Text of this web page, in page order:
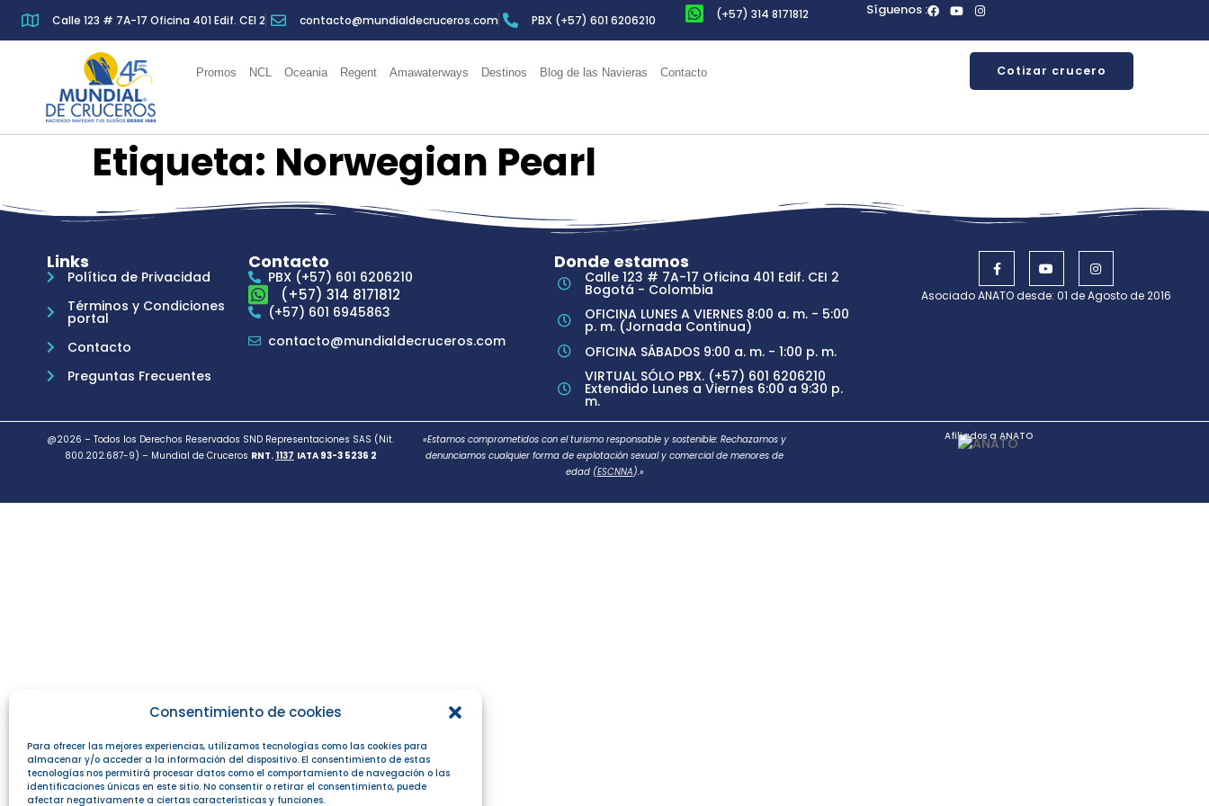
Consentimiento de cookies
Para ofrecer las mejores experiencias, utilizamos tecnologías como las cookies para
almacenar y/o acceder a la información del dispositivo. El consentimiento de estas
tecnologías nos permitirá procesar datos como el comportamiento de navegación o las
identificaciones únicas en este sitio. No consentir o retirar el consentimiento, puede
afectar negativamente a ciertas características y funciones.
Calle 123 # 7A-17 Oficina 401 Edif. CEI 2 contacto@mundialdecruceros.com PBX (+57) 601 6206210 (+57) 314 8171812 Síguenos :
Promos NCL Oceania Regent Amawaterways Destinos Blog de las Navieras Contacto Cotizar crucero
Etiqueta: Norwegian Pearl
Links
Política de Privacidad
Términos y Condiciones
portal
Contacto
Preguntas Frecuentes
Contacto
PBX (+57) 601 6206210
(+57) 314 8171812
(+57) 601 6945863
contacto@mundialdecruceros.com
Donde estamos
Calle 123 # 7A-17 Oficina 401 Edif. CEI 2
Bogotá - Colombia
OFICINA LUNES A VIERNES 8:00 a. m. - 5:00
p. m. (Jornada Continua)
OFICINA SÁBADOS 9:00 a. m. - 1:00 p. m.
VIRTUAL SÓLO PBX. (+57) 601 6206210
Extendido Lunes a Viernes 6:00 a 9:30 p.
m.
Asociado ANATO desde: 01 de Agosto de 2016
@2026 – Todos los Derechos Reservados SND Representaciones SAS (Nit.
800.202.687-9) – Mundial de Cruceros RNT. 1137 IATA 93-3 5236 2
«Estamos comprometidos con el turismo responsable y sostenible: Rechazamos y
denunciamos cualquier forma de explotación sexual y comercial de menores de
edad (ESCNNA).»
Afiliados a ANATO